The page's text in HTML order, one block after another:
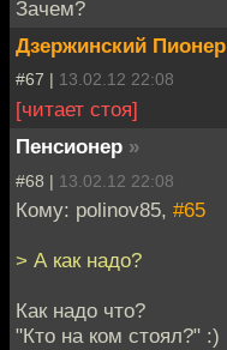
Зачем?
Дзержинский Пионер
#67 | 13.02.12 22:08
[читает стоя]
Пенсионер »
#68 | 13.02.12 22:08
Кому: polinov85, #65
> А как надо?
Как надо что?
"Кто на ком стоял?" :)